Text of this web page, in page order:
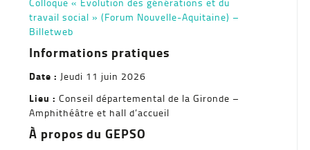
travail social » (Forum Nouvelle-Aquitaine) –
Billetweb
Informations pratiques
Date : Jeudi 11 juin 2026
Lieu : Conseil départemental de la Gironde –
Amphithéâtre et hall d’accueil
À propos du GEPSO